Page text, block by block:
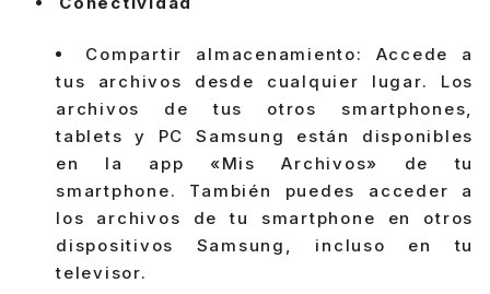
Compartir almacenamiento: Accede a
tus archivos desde cualquier lugar. Los
archivos de tus otros smartphones,
tablets y PC Samsung están disponibles
en la app «Mis Archivos» de tu
smartphone. También puedes acceder a
los archivos de tu smartphone en otros
dispositivos Samsung, incluso en tu
televisor.